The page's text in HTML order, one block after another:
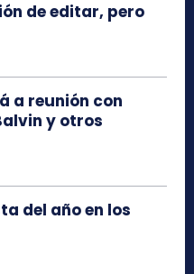
de editar, pero
a reunión con
y otros
del año en los